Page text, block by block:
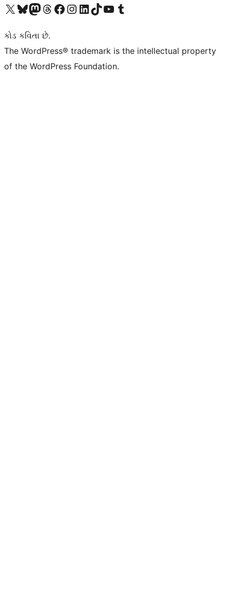
અમારા X (અગાઉ ટ્વિટર) એકાઉન્ટની મુલાકાત લોઅમારા Bluesky એકાઉન્ટની મુલાકાત લોઅમારા માસ્ટોડોન એકાઉન્ટની મુલાકાત લોઅમારા Threads એકાઉન્ટની મુલાકાત લો અમારા ફેસબુક પેજની મુલાકાત લોઅમારા ઇન્સ્ટાગ્રામ એકાઉન્ટની મુલાકાત લો અમારા LinkedIn એકાઉન્ટની મુલાકાત લોઅમારા TikTok એકાઉન્ટની મુલાકાત લોઅમારી YouTube ચેનલની મુલાકાત લો અમારા Tumblr એકાઉન્ટની મુલાકાત લો
કોડ કવિતા છે.
The WordPress® trademark is the intellectual property
of the WordPress Foundation.